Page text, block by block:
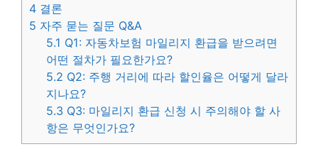
4 결론
5 자주 묻는 질문 Q&A
5.1 Q1: 자동차보험 마일리지 환급을 받으려면
어떤 절차가 필요한가요?
5.2 Q2: 주행 거리에 따라 할인율은 어떻게 달라
지나요?
5.3 Q3: 마일리지 환급 신청 시 주의해야 할 사
항은 무엇인가요?